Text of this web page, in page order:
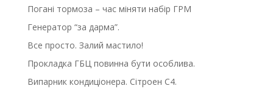
Погані тормоза – час міняти набір ГРМ
Генератор “за дарма”.
Все просто. Залий мастило!
Прокладка ГБЦ повинна бути особлива.
Випарник кондиціонера. Сітроен С4.